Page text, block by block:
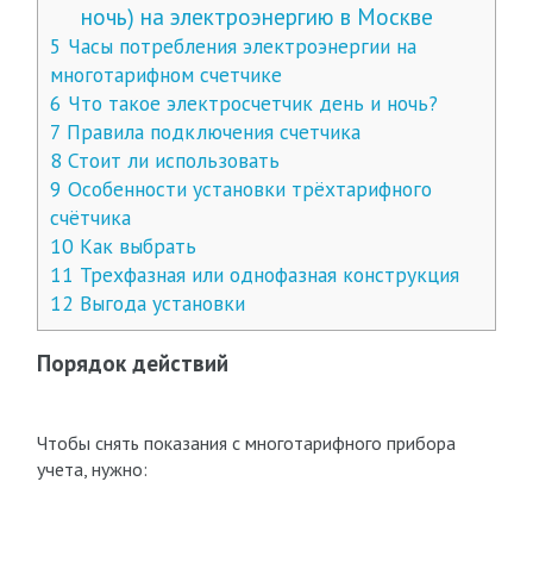
ночь) на электроэнергию в Москве
5 Часы потребления электроэнергии на
многотарифном счетчике
6 Что такое электросчетчик день и ночь?
7 Правила подключения счетчика
8 Стоит ли использовать
9 Особенности установки трёхтарифного
счётчика
10Как выбрать
11 Трехфазная или однофазная конструкция
12 Выгода установки
Порядок действий
Чтобы снять показания с многотарифного прибора
учета, нужно: